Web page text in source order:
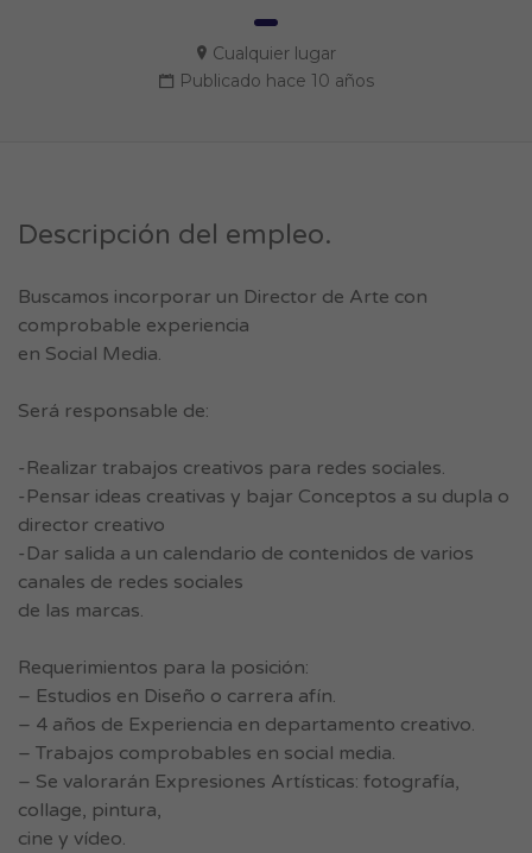
Cualquier lugar
Publicado hace 10 años
Descripción del empleo.
Buscamos incorporar un Director de Arte con
comprobable experiencia
en Social Media.
Será responsable de:
-Realizar trabajos creativos para redes sociales.
-Pensar ideas creativas y bajar Conceptos a su dupla o
director creativo
-Dar salida a un calendario de contenidos de varios
canales de redes sociales
de las marcas.
Requerimientos para la posición:
– Estudios en Diseño o carrera afín.
– 4 años de Experiencia en departamento creativo.
– Trabajos comprobables en social media.
– Se valorarán Expresiones Artísticas: fotografía,
collage, pintura,
cine y vídeo.